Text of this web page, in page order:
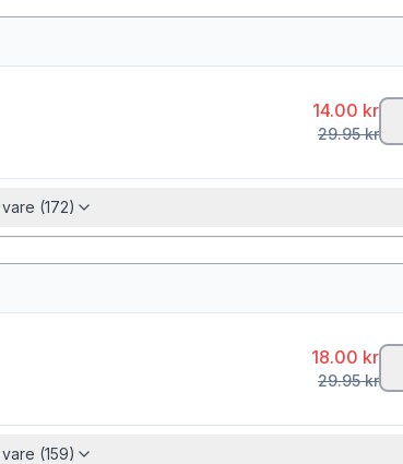
14.00 kr
29.95kr
(172)
18.00 kr
29.95kr
(159)